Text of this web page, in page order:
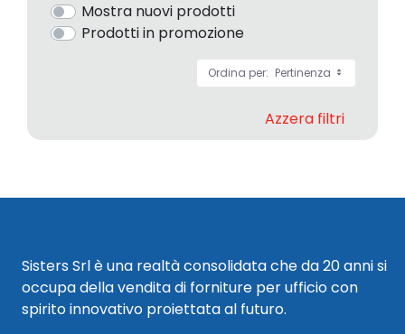
Mostra nuovi prodotti
Prodotti in promozione
Ordina per: Pertinenza
Azzera filtri
Sisters Srl è una realtà consolidata che da 20 anni si
occupa della vendita di forniture per ufficio con
spirito innovativo proiettata al futuro.